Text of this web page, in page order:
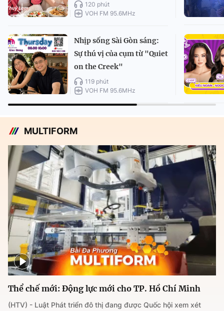
120 phút
VOH FM 95.6MHz
Nhịp sống Sài Gòn sáng:
Sự thú vị của cụm từ "Quiet
on the Creek"
119 phút
VOH FM 95.6MHz
MULTIFORM
Thể chế mới: Động lực mới cho TP. Hồ Chí Minh
(HTV) - Luật Phát triển đô thị đang được Quốc hội xem xét